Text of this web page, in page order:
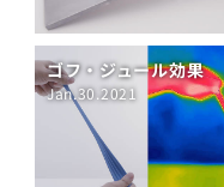
ゴフ・ジュール効果
Jan.30.2021